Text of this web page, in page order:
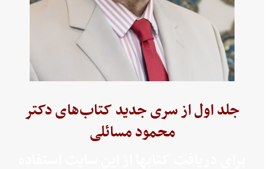
جلد اول از سری جدید کتاب‌های دکتر
محمود مسائلی